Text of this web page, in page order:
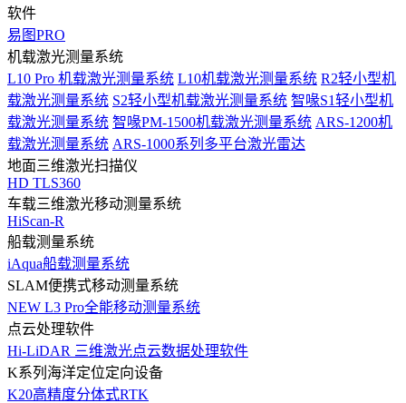
软件
易图PRO
机载激光测量系统
L10 Pro 机载激光测量系统 L10机载激光测量系统 R2轻小型机
载激光测量系统 S2轻小型机载激光测量系统 智喙S1轻小型机
载激光测量系统 智喙PM-1500机载激光测量系统 ARS-1200机
载激光测量系统 ARS-1000系列多平台激光雷达
地面三维激光扫描仪
HD TLS360
车载三维激光移动测量系统
HiScan-R
船载测量系统
iAqua船载测量系统
SLAM便携式移动测量系统
NEW L3 Pro全能移动测量系统
点云处理软件
Hi-LiDAR 三维激光点云数据处理软件
K系列海洋定位定向设备
K20高精度分体式RTK